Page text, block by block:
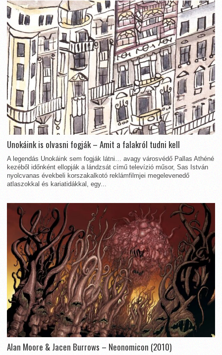
Unokáink is olvasni fogják – Amit a falakról tudni kell
A legendás Unokáink sem fogják látni… avagy városvédő Pallas Athéné
kezéből időnként ellopják a lándzsát című televízió műsor, Sas István
nyolcvanas évekbeli korszakalkotó reklámfilmjei megelevenedő
atlaszokkal és kariatidákkal, egy...
Alan Moore & Jacen Burrows – Neonomicon (2010)